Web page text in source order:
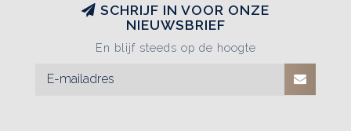
SCHRIJF IN VOOR ONZE
NIEUWSBRIEF
En blijf steeds op de hoogte